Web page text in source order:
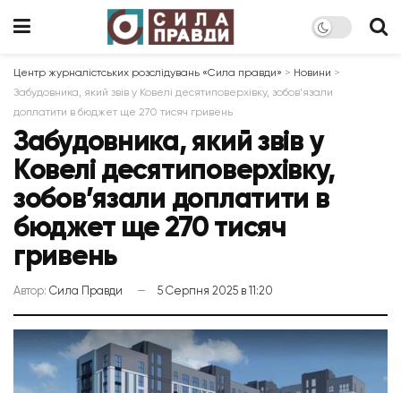
Центр журналістських розслідувань «Сила правди» > Новини >
Забудовника, який звів у Ковелі десятиповерхівку, зобов’язали
доплатити в бюджет ще 270 тисяч гривень
Забудовника, який звів у
Ковелі десятиповерхівку,
зобов’язали доплатити в
бюджет ще 270 тисяч
гривень
Автор: Сила Правди 5 Серпня 2025 в 11:20